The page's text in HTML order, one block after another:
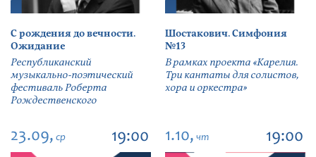
С рождения до вечности.
Ожидание
Республиканский
музыкально-поэтический
фестиваль Роберта
Рождественского
Шостакович. Симфония
№13
В рамках проекта «Карелия.
Три кантаты для солистов,
хора и оркестра»
23.09, ср 19:00 1.10, чт 19:00